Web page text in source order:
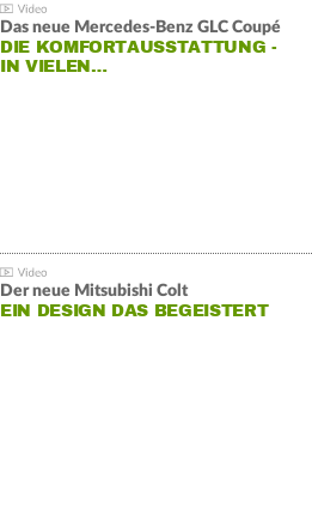
Das neue Mercedes-Benz GLC Coupé
DIE KOMFORTAUSSTATTUNG -
IN VIELEN…
Der neue Mitsubishi Colt
EIN DESIGN DAS BEGEISTERT